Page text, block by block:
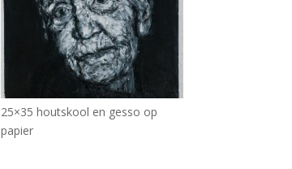
25×35 houtskool en gesso op
papier